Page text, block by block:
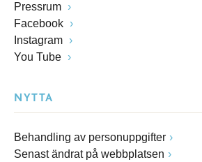
Pressrum
Facebook
Instagram
You Tube
NYTTA
Behandling av personuppgifter
Senast ändrat på webbplatsen